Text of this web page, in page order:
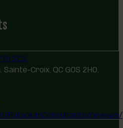
Croix, QC G0S 2H0,
PatagiumConsultants/reviews/